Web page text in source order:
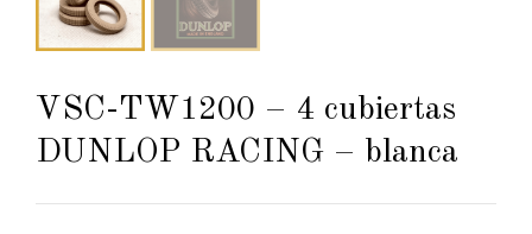
VSC-TW1200 – 4 cubiertas
DUNLOP RACING – blanca